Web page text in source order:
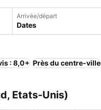
Arrivée/départ
Dates
: 8,0+ Près du centre-ville
Etats-Unis)